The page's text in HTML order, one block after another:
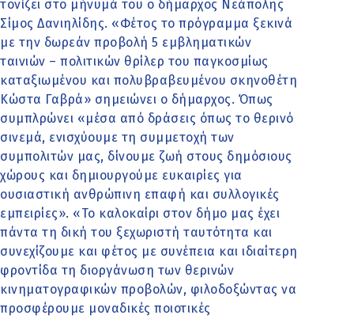
τονίζει στο μήνυμά του ο δήμαρχος Νεάπολης
Σίμος Δανιηλίδης. «Φέτος το πρόγραμμα ξεκινά
με την δωρεάν προβολή 5 εμβληματικών
ταινιών – πολιτικών θρίλερ του παγκοσμίως
καταξιωμένου και πολυβραβευμένου σκηνοθέτη
Κώστα Γαβρά» σημειώνει ο δήμαρχος. Όπως
συμπλρώνει «μέσα από δράσεις όπως το θερινό
σινεμά, ενισχύουμε τη συμμετοχή των
συμπολιτών μας, δίνουμε ζωή στους δημόσιους
χώρους και δημιουργούμε ευκαιρίες για
ουσιαστική ανθρώπινη επαφή και συλλογικές
εμπειρίες». «Το καλοκαίρι στον δήμο μας έχει
πάντα τη δική του ξεχωριστή ταυτότητα και
συνεχίζουμε και φέτος με συνέπεια και ιδιαίτερη
φροντίδα τη διοργάνωση των θερινών
κινηματογραφικών προβολών, φιλοδοξώντας να
προσφέρουμε μοναδικές ποιοτικές